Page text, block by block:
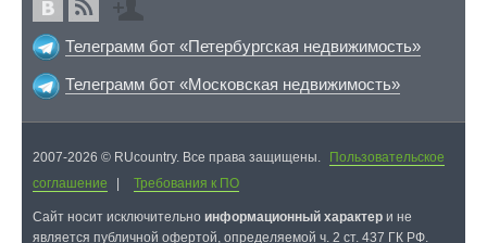
Телеграмм бот «Петербургская недвижимость»
Телеграмм бот «Московская недвижимость»
2007-2026 © RUcountry. Все права защищены.
Пользовательское
соглашение
| Требования к ПО
Cайт носит исключительно информационный характер и не
является публичной офертой, определяемой ч. 2 ст. 437 ГК РФ.